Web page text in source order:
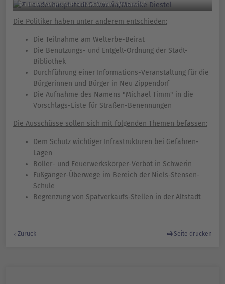
© Landeshauptstadt Schwerin/Mareike Diestel
Die Politiker haben unter anderem entschieden:
Die Teilnahme am Welterbe-Beirat
Die Benutzungs- und Entgelt-Ordnung der Stadt-
Bibliothek
Durchführung einer Informations-Veranstaltung für die
Bürgerinnen und Bürger in Neu Zippendorf
Die Aufnahme des Namens "Michael Timm" in die
Vorschlags-Liste für Straßen-Benennungen
Die Ausschüsse sollen sich mit folgenden Themen befassen:
Dem Schutz wichtiger Infrastrukturen bei Gefahren-
Lagen
Böller- und Feuerwerkskörper-Verbot in Schwerin
Fußgänger-Überwege im Bereich der Niels-Stensen-
Schule
Begrenzung von Spätverkaufs-Stellen in der Altstadt
Zurück Seite drucken